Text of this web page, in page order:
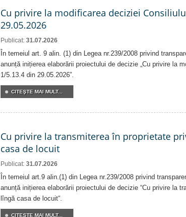
Cu privire la modificarea deciziei
29.05.2026
Publicat: 31.07.2026
În temeiul art. 9 alin. (1) din Legea nr.239/2008 privind
anunță inițierea elaborării proiectului de decizie „Cu privire la
1/5.13.4 din 29.05.2026”.
CITEŞTE MAI MULT...
Cu privire la transmiterea în proprietate
casa de locuit
Publicat: 31.07.2026
În temeiul art.9 alin.(1) din Legea nr.239/2008 privind
anunță inițierea elaborării proiectului de decizie “Cu privire la
lîngă casa de locuit“.
CITEŞTE MAI MULT...